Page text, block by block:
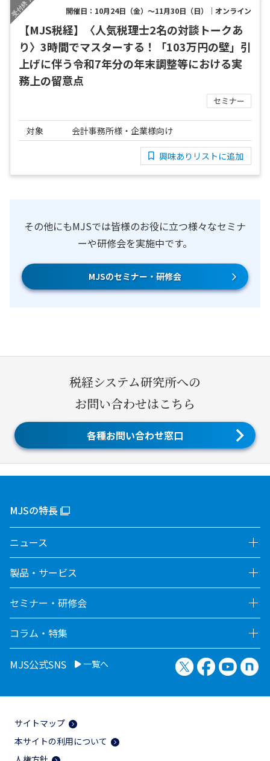
開催日：10月24日（金）～11月30日（日）｜オンライン
【MJS税経】〈人気税理士2名の対談トークあ
り〉3時間でマスターする！「103万円の壁」引
上げに伴う令和7年分の年末調整等における実
務上の留意点
セミナー
対象 会計事務所様・企業様向け
興味ありリストに追加
その他にもMJSでは皆様のお役に立つ様々なセミナ
ーや研修会を実施中です。
MJSのセミナー・研修会
税経システム研究所への
お問い合わせはこちら
各種お問い合わせ窓口
MJSの特長
ニュース
製品・サービス
セミナー・研修会
コラム・特集
MJS公式SNS 一覧へ X（旧Twitter）
Facebook
サイトマップ
本サイトの利用について